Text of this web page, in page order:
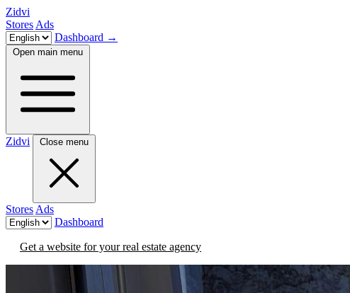
Zidvi
Stores Ads
Dashboard →
Open main menu
Zidvi Close menu
Stores Ads
Dashboard
Get a website for your real estate agency